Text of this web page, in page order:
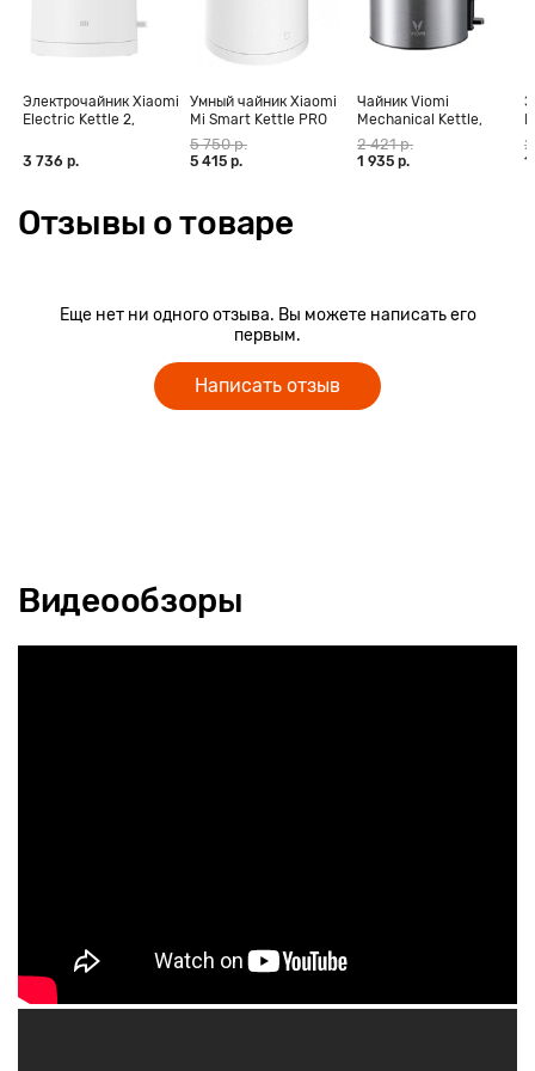
Электрочайник Xiaomi
Electric Kettle 2,
3 736 р.
Умный чайник Xiaomi
Mi Smart Kettle PRO
5 750 р.
5 415 р.
Чайник Viomi
Mechanical Kettle,
серебристый (V-
MK151B)
2 421 р.
1 935 р. 1
Отзывы о товаре
Еще нет ни одного отзыва. Вы можете написать его
первым.
Написать отзыв
Видеообзоры